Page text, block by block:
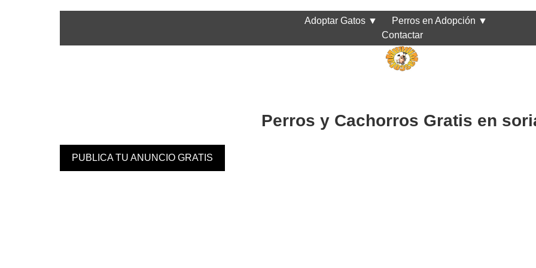
Adoptar Gatos ▼ Perros en Adopción ▼
Contactar
Perros y Cachorros Gratis en
PUBLICA TU ANUNCIO GRATIS